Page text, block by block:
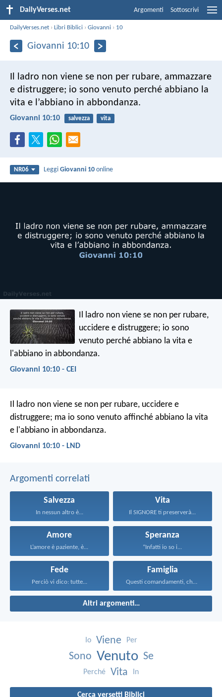
DailyVerses.net Argomenti Sottoscrivi
DailyVerses.net ›Libri Biblici ›Giovanni › 10
Giovanni 10:10
Il ladro non viene se non per rubare, ammazzare
e distruggere; io sono venuto perché abbiano la
vita e l’abbiano in abbondanza.
Giovanni 10:10 salvezza vita
NR06 LeggiGiovanni 10 online
Il ladro non viene se non per rubare,
uccidere e distruggere; io sono
venuto perché abbiano la vita e
l'abbiano in abbondanza.
Giovanni 10:10 - CEI
Il ladro non viene se non per rubare, uccidere e
distruggere; ma io sono venuto affinché abbiano la vita
e l'abbiano in abbondanza.
Giovanni 10:10 - LND
Argomenti correlati
Salvezza
In nessun altro è...
Vita
Il SIGNORE ti preserverà...
Amore
L’amore è paziente, è...
Speranza
“Infatti io so i...
Fede
Perciò vi dico: tutte...
Famiglia
Questi comandamenti, che oggi...
Altri argomenti…
Io Viene Per
Sono Venuto Se
Perché Vita In
Cerca versetti Biblici